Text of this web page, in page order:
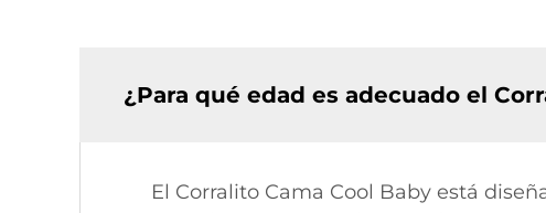
¿Para qué edad es adecuado el
El Corralito Cama Cool Baby está